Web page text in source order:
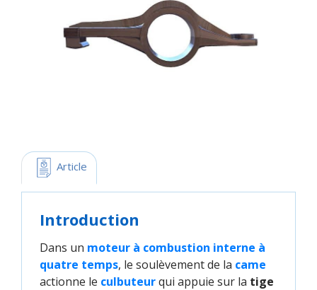
Article
Introduction
Dans un moteur à combustion interne à
quatre temps, le soulèvement de la came
actionne le culbuteurqui appuie sur la tige